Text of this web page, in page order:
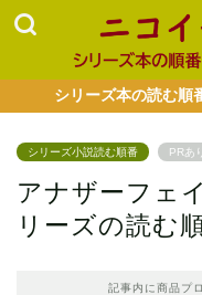
シリーズ本の読む順
シリーズ小説読む順番 PRあり
アナザーフェ
リーズの読む
記事内に商品プ